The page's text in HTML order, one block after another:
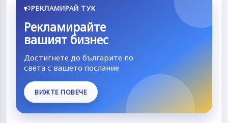
РЕКЛАМИРАЙ ТУК
Рекламирайте
вашият бизнес
Достигнете до българите по
света с вашето послание
ВИЖТЕ ПОВЕЧЕ